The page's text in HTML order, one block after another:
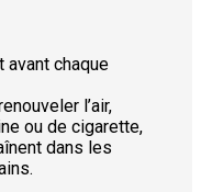
avant chaque
l’air,
ou de cigarette,
dans les